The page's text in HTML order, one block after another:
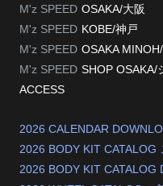
M'z SPEED OSAKA/大阪
M'z SPEED KOBE/神戸
M'z SPEED OSAKA
M'z SPEED SHOP OSAKA/
ACCESS
2026 CALENDAR
2026 BODY KIT CATALOG
2026 BODY KIT CATALOG